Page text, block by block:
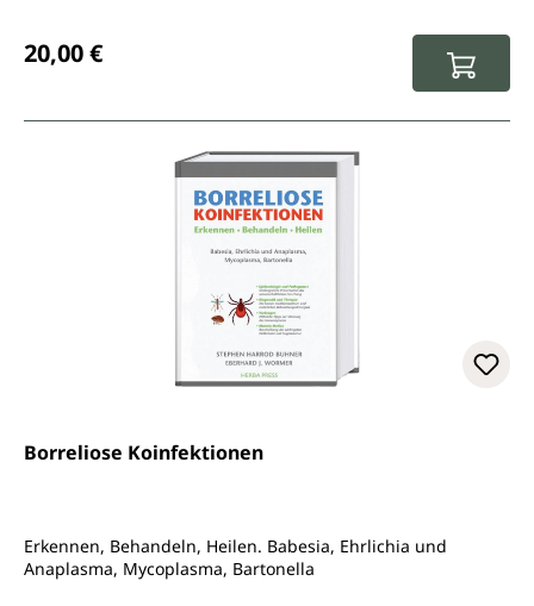
20,00 €
Borreliose Koinfektionen
Erkennen, Behandeln, Heilen. Babesia, Ehrlichia und
Anaplasma, Mycoplasma, Bartonella